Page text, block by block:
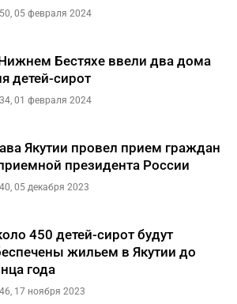
05 февраля 2024
Бестяхе ввели два дома
детей-сирот
01 февраля 2024
Якутии провел прием граждан
президента России
05 декабря 2023
450 детей-сирот будут
жильем в Якутии до
года
17 ноября 2023